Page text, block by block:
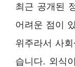
최근 공개된
어려운 점이
위주라서 사
습니다. 외식